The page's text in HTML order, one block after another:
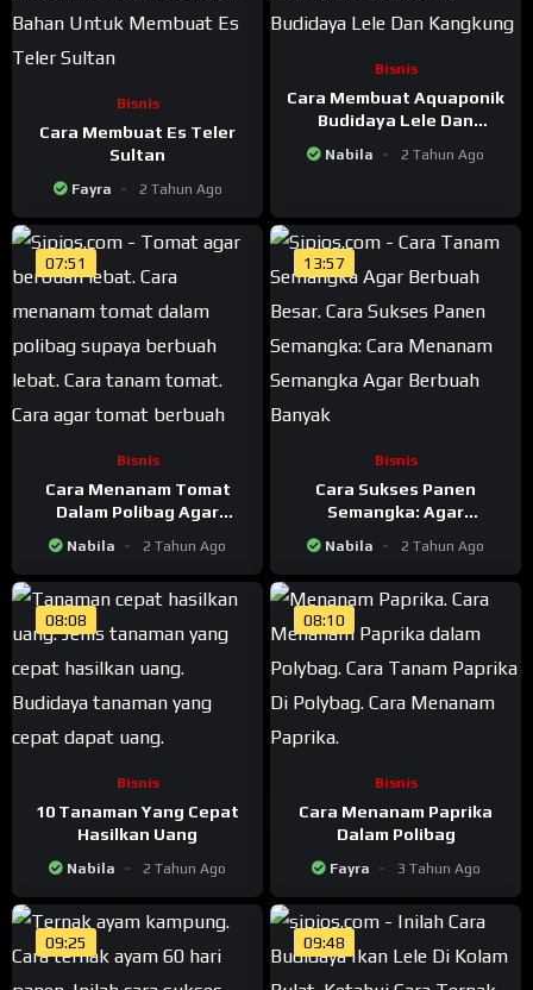
Bisnis
Cara Membuat Es Teler
Sultan
Fayra 2 Tahun Ago
Bisnis
Cara Membuat Aquaponik
Budidaya Lele Dan
Nabila 2 Tahun Ago
07:51
Bisnis
Cara Menanam Tomat
Dalam Polibag Agar
Nabila 2 Tahun Ago
13:57
Bisnis
Cara Sukses Panen
Semangka: Agar
Semangka Berbuah Besar
Nabila 2 Tahun Ago
08:08
Bisnis
10 Tanaman Yang Cepat
Hasilkan Uang
Nabila 2 Tahun Ago
08:10
Bisnis
Cara Menanam Paprika
Dalam Polibag
Fayra 3 Tahun Ago
09:25 09:48